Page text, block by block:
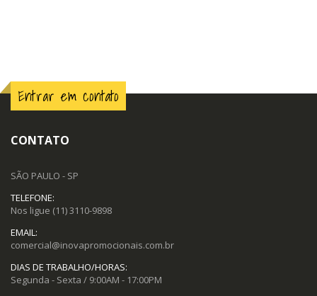
Entrar em contato
CONTATO
SÃO PAULO - SP
TELEFONE:
Nos ligue (11) 3110-9898
EMAIL:
comercial@inovapromocionais.com.br
DIAS DE TRABALHO/HORAS:
Segunda - Sexta / 9:00AM - 17:00PM